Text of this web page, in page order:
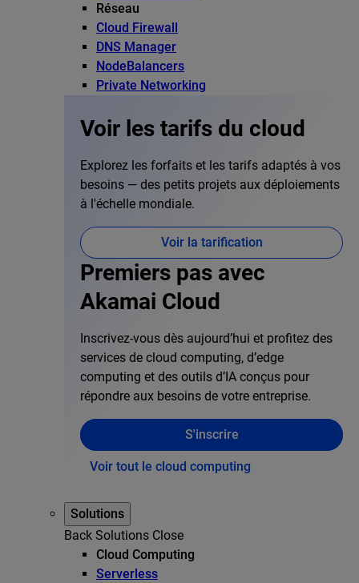
Réseau
Cloud Firewall
DNS Manager
NodeBalancers
Private Networking
Voir les tarifs du cloud
Explorez les forfaits et les tarifs adaptés à vos
besoins — des petits projets aux déploiements
à l'échelle mondiale.
Voir la tarification
Premiers pas avec
Akamai Cloud
Inscrivez-vous dès aujourd’hui et profitez des
services de cloud computing, d’edge
computing et des outils d’IA conçus pour
répondre aux besoins de votre entreprise.
S'inscrire
Voir tout le cloud computing
Solutions
Back Solutions Close
Cloud Computing
Serverless